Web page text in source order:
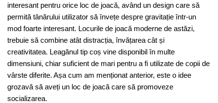
interesant pentru orice loc de joacă, având un design care să
permită tânărului utilizator să învețe despre gravitație într-un
mod foarte interesant. Locurile de joacă moderne de astăzi,
trebuie să combine atât distracția, învățarea cât și
creativitatea. Leagănul tip coș vine disponibil în multe
dimensiuni, chiar suficient de mari pentru a fi utilizate de copii de
vârste diferite. Așa cum am menționat anterior, este o idee
grozavă să aveți un loc de joacă care să promoveze
socializarea.